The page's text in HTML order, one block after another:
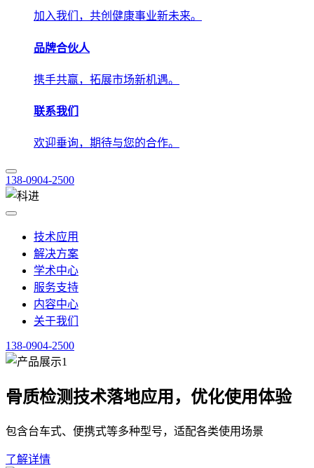
加入我们，共创健康事业新未来。
品牌合伙人
携手共赢，拓展市场新机遇。
联系我们
欢迎垂询，期待与您的合作。
138-0904-2500
技术应用
解决方案
学术中心
服务支持
内容中心
关于我们
138-0904-2500
骨质检测技术落地应用，优化使用体验
包含台车式、便携式等多种型号，适配各类使用场景
了解详情